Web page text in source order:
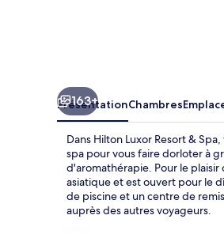
163+
PrésentationChambres
Dans Hilton Luxor Resort &
spa pour vous faire dorloter à
d'aromathérapie. Pour le plaisir
asiatique et est ouvert pour le
de piscine et un centre de
auprès des autres voyageurs.